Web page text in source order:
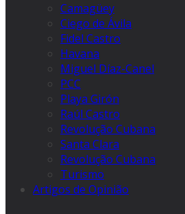
Camagüey
Ciego de Ávila
Fidel Castro
Havana
Miguel Díaz-Canel
PCC
Playa Girón
Raúl Castro
Revolução Cubana
Santa Clara
Revolução Cubana
Turismo
Artigos de Opinião